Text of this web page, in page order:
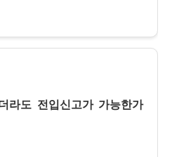
라도 전입신고가 가능한가